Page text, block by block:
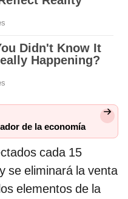
de la economía
cada 15
se eliminará la venta
elementos de la